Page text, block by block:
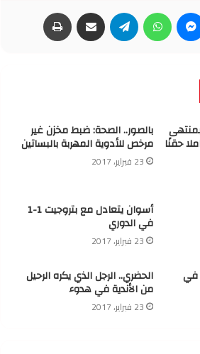
ماسنجر واتساب تيلقرام مشاركة عبر البريد
حقنًا
بالصور.. الصحة: ضبط مخزن غير
مرخص للأدوية المهربة بالبساتين
23 فبراير، 2017
أسوان يتعادل مع بتروجيت 1-1
في الدوري
23 فبراير، 2017
في الحضري.. الرجل الذي يكره الرحيل
من الأندية في هدوء
23 فبراير، 2017